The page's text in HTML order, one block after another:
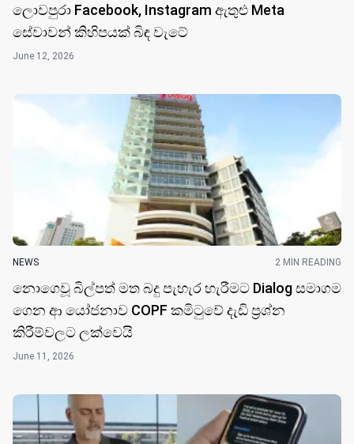
ලොවපුරා Facebook, Instagram ඇතුළු Meta
සේවාවන් කිහිපයක් බිඳ වැටේ
June 12, 2026
NEWS 2 MIN READING
නොගෙවූ බිල්පත් මත බදු පැහැර හැරීමට Dialog සමාගම
ගෙන ආ යෝජනාව COPF කමිටුවේ දැඩි ප්‍රශ්න
කිරීම්වලට ලක්වෙයි
June 11, 2026